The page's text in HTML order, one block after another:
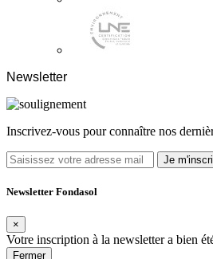
Newsletter
Inscrivez-vous pour connaître nos
Je
Newsletter Fondasol
×
Votre inscription à la newsletter a bien
Fermer